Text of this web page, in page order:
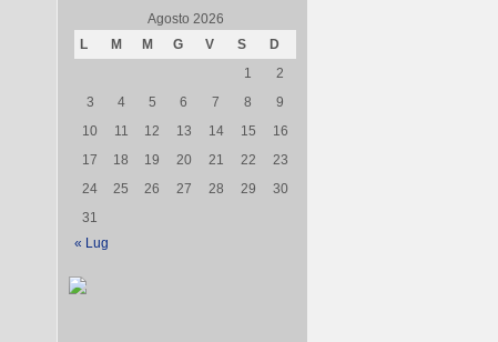
Agosto 2026
L
M M G V S
D
1
2
3
4 5 6 7 8
9
10
11 12 13 14 15
16
17
18 19 20 21 22
23
24
25 26 27 28 29
30
31
« Lug